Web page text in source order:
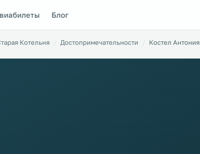
Блог
Котельня Достопримечательности Костел